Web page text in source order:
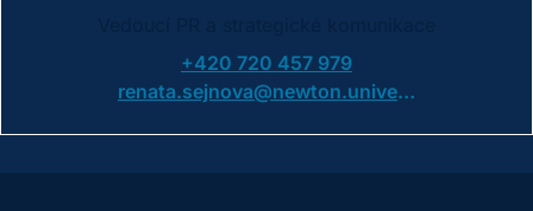
+420 720 457 979
renata.sejnova@newton.university